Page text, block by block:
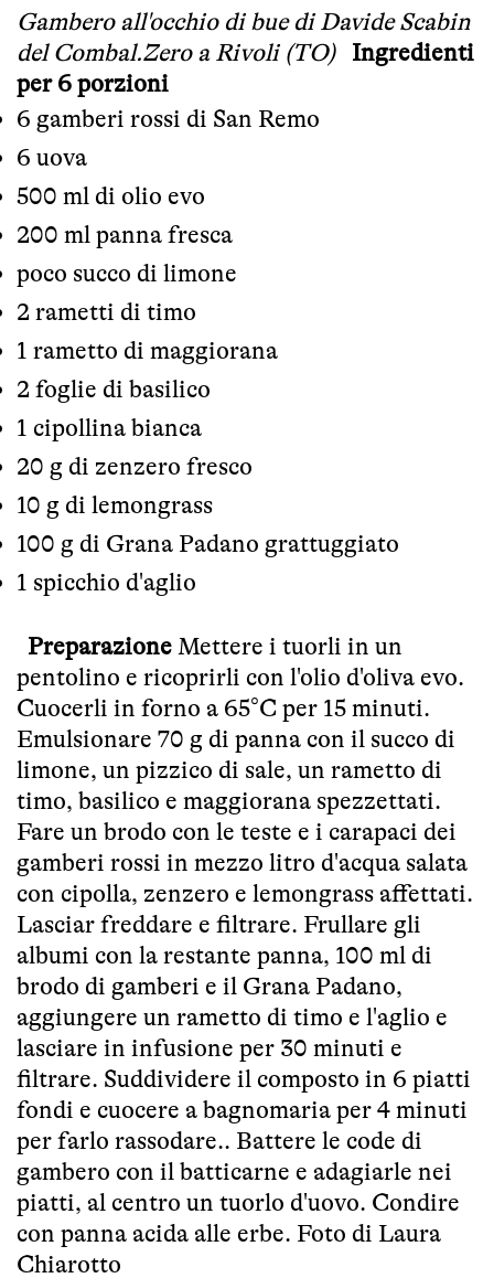
Gambero all'occhio di bue di Davide Scabin
del Combal.Zero a Rivoli (TO)
Ingredienti
per 6 porzioni
6 gamberi rossi di San Remo
6 uova
500 ml di olio evo
200 ml panna fresca
poco succo di limone
2 rametti di timo
1 rametto di maggiorana
2 foglie di basilico
1 cipollina bianca
20 g di zenzero fresco
10 g di lemongrass
100 g di Grana Padano grattuggiato
1 spicchio d'aglio
Preparazione Mettere i tuorli in un
pentolino e ricoprirli con l'olio d'oliva evo.
Cuocerli in forno a 65°C per 15 minuti.
Emulsionare 70 g di panna con il succo di
limone, un pizzico di sale, un rametto di
timo, basilico e maggiorana spezzettati.
Fare un brodo con le teste e i carapaci dei
gamberi rossi in mezzo litro d'acqua salata
con cipolla, zenzero e lemongrass affettati.
Lasciar freddare e filtrare. Frullare gli
albumi con la restante panna, 100 ml di
brodo di gamberi e il Grana Padano,
aggiungere un rametto di timo e l'aglio e
lasciare in infusione per 30 minuti e
filtrare. Suddividere il composto in 6 piatti
fondi e cuocere a bagnomaria per 4 minuti
per farlo rassodare.. Battere le code di
gambero con il batticarne e adagiarle nei
piatti, al centro un tuorlo d'uovo. Condire
con panna acida alle erbe. Foto di Laura
Chiarotto